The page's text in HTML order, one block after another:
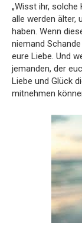
„Wisst ihr,
alle werden älter,
haben. Wenn
niemand
eure Liebe. Und
jemanden, der
Liebe und Glück
mitnehmen